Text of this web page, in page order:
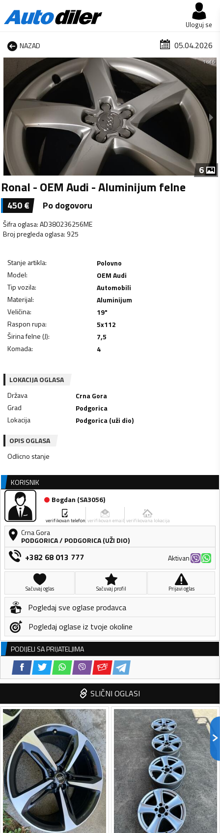
Uloguj se
NAZAD 05.04.2026
1 od 6
6
Ronal - OEM Audi - Aluminijum felne
450€ Po dogovoru
Šifra oglasa:AD380236256ME
Broj pregleda oglasa: 925
Stanje artikla:
Polovno
Model:
OEM Audi
Tip vozila:
Automobili
Materijal:
Aluminijum
Veličina:
19"
Raspon rupa:
5x112
Širina felne (J):
7,5
Komada: 4
LOKACIJA OGLASA
Država
Crna Gora
Grad
Podgorica
Lokacija
Podgorica (uži dio)
OPIS OGLASA
Odlicno stanje
KORISNIK
Bogdan (SA3056)
verifikovan telefon verifikovan email verifikovana lokacija
Crna Gora
PODGORICA/ PODGORICA (UŽI DIO)
+382 68 013 777 Aktivan
Sačuvaj oglas Sačuvaj profil Prijavi oglas
Pogledaj sve oglase prodavca
Pogledaj oglase iz tvoje okoline
PODIJELI SA PRIJATELJIMA
SLIČNI OGLASI